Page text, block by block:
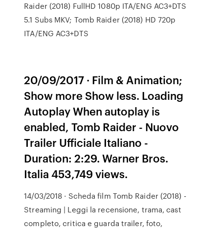
Raider (2018) FullHD 1080p ITA/ENG AC3+DTS
5.1 Subs MKV; Tomb Raider (2018) HD 720p
ITA/ENG AC3+DTS
20/09/2017 · Film & Animation;
Show more Show less. Loading
Autoplay When autoplay is
enabled, Tomb Raider - Nuovo
Trailer Ufficiale Italiano -
Duration: 2:29. Warner Bros.
Italia 453,749 views.
14/03/2018 · Scheda film Tomb Raider (2018) -
Streaming | Leggi la recensione, trama, cast
completo, critica e guarda trailer, foto,